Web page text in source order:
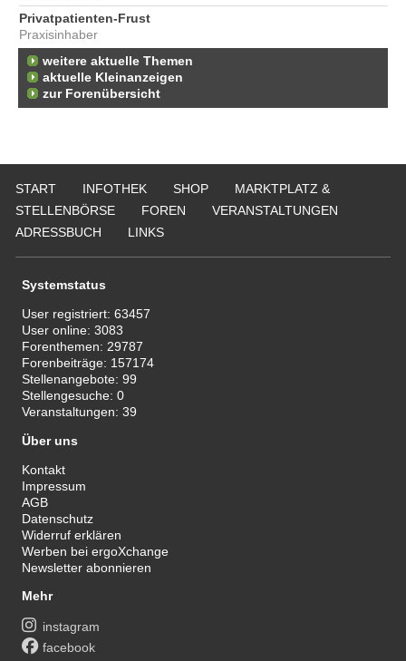
Privatpatienten-Frust
Praxisinhaber
weitere aktuelle Themen
aktuelle Kleinanzeigen
zur Forenübersicht
START INFOTHEK SHOP
MARKTPLATZ &
STELLENBÖRSE
FOREN
VERANSTALTUNGEN
ADRESSBUCH
LINKS
Systemstatus
User registriert:63457
User online:3083
Forenthemen: 29787
Forenbeiträge: 157174
Stellenangebote:99
Stellengesuche:0
Veranstaltungen:39
Über uns
Kontakt
Impressum
AGB
Datenschutz
Widerruf erklären
Werben bei ergoXchange
Newsletter abonnieren
Mehr
instagram
facebook